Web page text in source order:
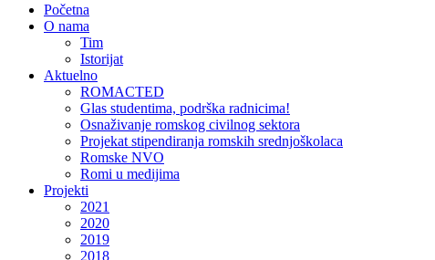
Početna
O nama
Tim
Istorijat
Aktuelno
ROMACTED
Glas studentima, podrška radnicima!
Osnaživanje romskog civilnog sektora
Projekat stipendiranja romskih srednjoškolaca
Romske NVO
Romi u medijima
Projekti
2021
2020
2019
2018